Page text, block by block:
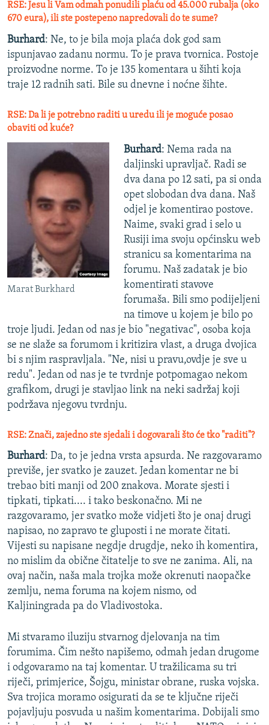
RSE: Jesu li Vam odmah ponudili plaću od 45.000 rubalja (oko
670 eura), ili ste postepeno napredovali do te sume?
Burhard: Ne, to je bila moja plaća dok god sam
ispunjavao zadanu normu. To je prava tvornica. Postoje
proizvodne norme. To je 135 komentara u šihti koja
traje 12 radnih sati. Bile su dnevne i noćne šihte.
RSE: Da li je potrebno raditi u uredu ili je moguće posao
obaviti od kuće?
Marat Burkhard
Burhard: Nema rada na
daljinski upravljač. Radi se
dva dana po 12 sati, pa si onda
opet slobodan dva dana. Naš
odjel je komentirao postove.
Naime, svaki grad i selo u
Rusiji ima svoju općinsku web
stranicu sa komentarima na
forumu. Naš zadatak je bio
komentirati stavove
forumaša. Bili smo podijeljeni
na timove u kojem je bilo po
troje ljudi. Jedan od nas je bio "negativac", osoba koja
se ne slaže sa forumom i kritizira vlast, a druga dvojica
bi s njim raspravljala. "Ne, nisi u pravu,ovdje je sve u
redu". Jedan od nas je te tvrdnje potpomagao nekom
grafikom, drugi je stavljao link na neki sadržaj koji
podržava njegovu tvrdnju.
RSE: Znači, zajedno ste sjedali i dogovarali što će tko "raditi"?
Burhard: Da, to je jedna vrsta apsurda. Ne razgovaramo
previše, jer svatko je zauzet. Jedan komentar ne bi
trebao biti manji od 200 znakova. Morate sjesti i
tipkati, tipkati.... i tako beskonačno. Mi ne
razgovaramo, jer svatko može vidjeti što je onaj drugi
napisao, no zapravo te gluposti i ne morate čitati.
Vijesti su napisane negdje drugdje, neko ih komentira,
no mislim da obične čitatelje to sve ne zanima. Ali, na
ovaj način, naša mala trojka može okrenuti naopačke
zemlju, nema foruma na kojem nismo, od
Kaljiningrada pa do Vladivostoka.
Mi stvaramo iluziju stvarnog djelovanja na tim
forumima. Čim nešto napišemo, odmah jedan drugome
i odgovaramo na taj komentar. U tražilicama su tri
riječi, primjerice, Šojgu, ministar obrane, ruska vojska.
Sva trojica moramo osigurati da se te ključne riječi
pojavljuju posvuda u našim komentarima. Dobijali smo